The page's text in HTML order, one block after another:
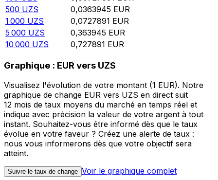
500 UZS 0,0363945 EUR
1 000 UZS 0,0727891 EUR
5 000 UZS 0,363945 EUR
10 000 UZS 0,727891 EUR
Graphique : EUR vers UZS
Visualisez l'évolution de votre montant (1 EUR). Notre
graphique de change EUR vers UZS en direct suit
12 mois de taux moyens du marché en temps réel et
indique avec précision la valeur de votre argent à tout
instant. Souhaitez-vous être informé dès que le taux
évolue en votre faveur ? Créez une alerte de taux :
nous vous informerons dès que votre objectif sera
atteint.
Suivre le taux de change Voir le graphique complet